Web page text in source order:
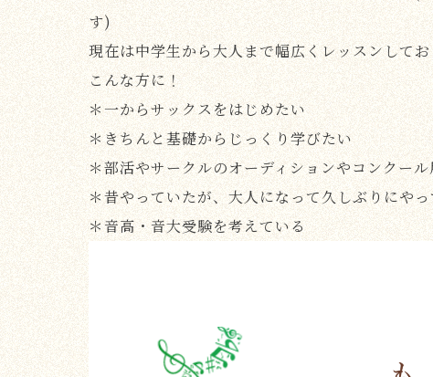
す)
現在は中学生から大人まで幅広くレッスンして
こんな方に！
＊一からサックスをはじめたい
＊きちんと基礎からじっくり学びたい
＊部活やサークルのオーディションやコンクー
＊昔やっていたが、大人になって久しぶりにや
＊音高・音大受験を考えている